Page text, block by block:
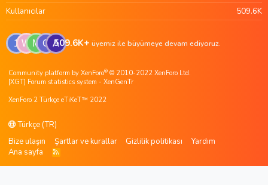
Kullanıcılar
509.6K
1 W M G A
509.6K+ üyemiz ile büyümeye devam ediyoruz.
Community platform by XenForo® © 2010-2022 XenForo Ltd.
[XGT] Forum statistics system - XenGenTr
XenForo 2 Türkçe eTiKeT™ 2022
Türkçe (TR)
Bize ulaşın
Şartlar ve kurallar Gizlilik politikası
Yardım
Ana sayfa
R
S
S